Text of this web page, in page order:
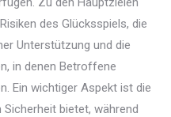
des Glücksspiels, die
Unterstützung und die
in denen Betroffene
Ein wichtiger Aspekt ist die
bietet, während